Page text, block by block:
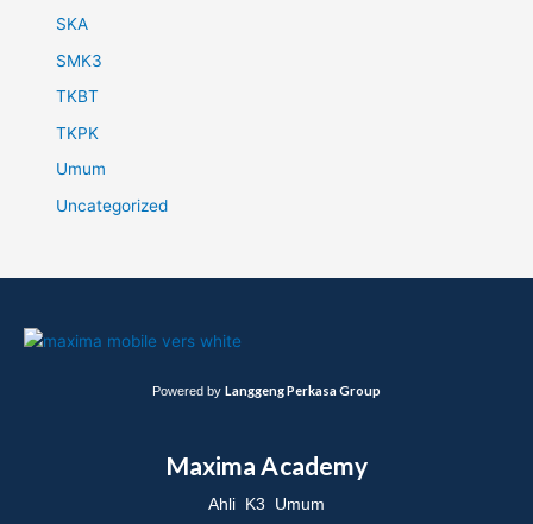
SKA
SMK3
TKBT
TKPK
Umum
Uncategorized
Powered by Langgeng Perkasa Group
Maxima Academy
Ahli K3 Umum